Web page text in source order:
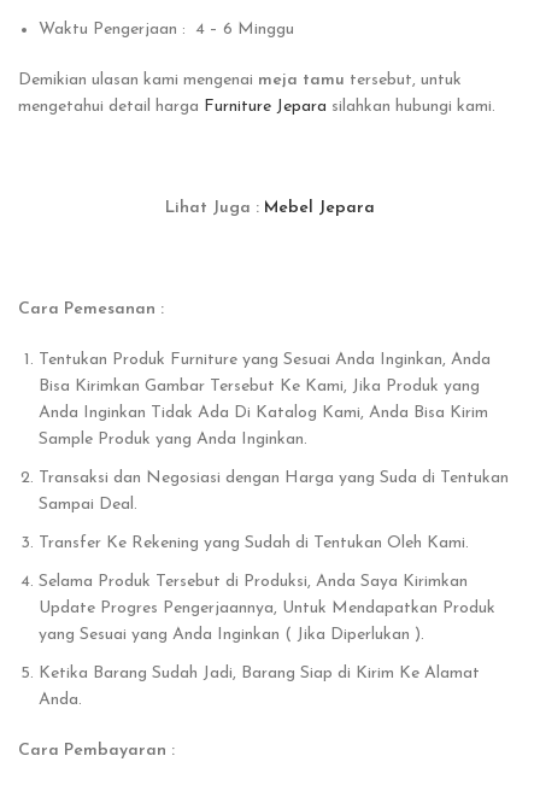
Waktu Pengerjaan : 4 – 6 Minggu
Demikian ulasan kami mengenai meja tamu tersebut, untuk
mengetahui detail harga Furniture Jepara silahkan hubungi kami.
Lihat Juga : Mebel Jepara
Cara Pemesanan :
Tentukan Produk Furniture yang Sesuai Anda Inginkan, Anda
Bisa Kirimkan Gambar Tersebut Ke Kami, Jika Produk yang
Anda Inginkan Tidak Ada Di Katalog Kami, Anda Bisa Kirim
Sample Produk yang Anda Inginkan.
Transaksi dan Negosiasi dengan Harga yang Suda di Tentukan
Sampai Deal.
Transfer Ke Rekening yang Sudah di Tentukan Oleh Kami.
Selama Produk Tersebut di Produksi, Anda Saya Kirimkan
Update Progres Pengerjaannya, Untuk Mendapatkan Produk
yang Sesuai yang Anda Inginkan ( Jika Diperlukan ).
Ketika Barang Sudah Jadi, Barang Siap di Kirim Ke Alamat
Anda.
Cara Pembayaran :